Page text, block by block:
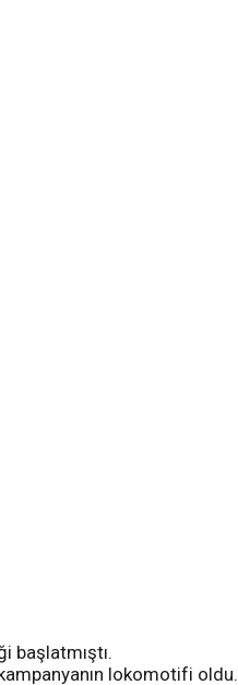
başlatmıştı.
lokomotifi oldu.